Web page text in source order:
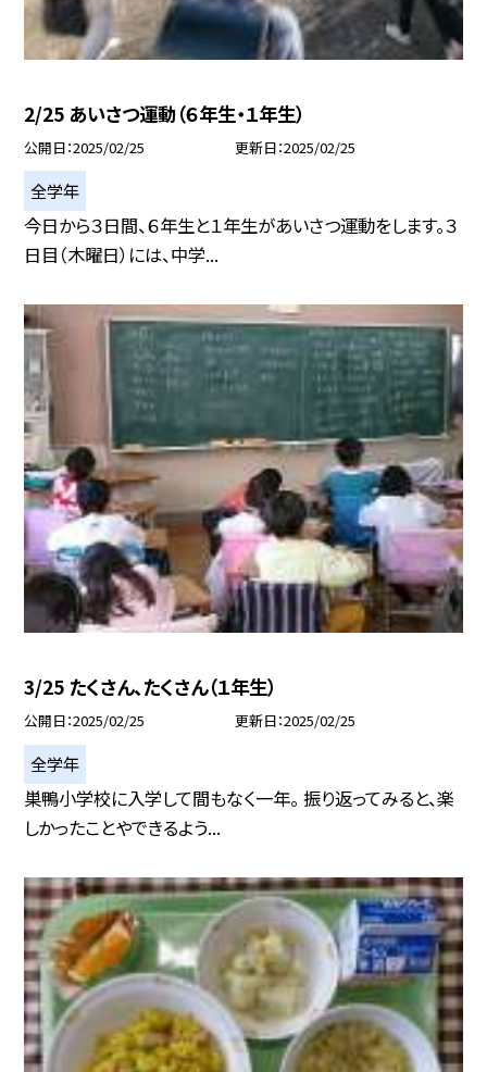
2/25 あいさつ運動（６年生・１年生）
公開日 2025/02/25 更新日 2025/02/25
全学年
今日から３日間、６年生と１年生があいさつ運動をします。３
日目（木曜日）には、中学...
3/25 たくさん、たくさん（１年生）
公開日 2025/02/25 更新日 2025/02/25
全学年
巣鴨小学校に入学して間もなく一年。 振り返ってみると、楽
しかったことやできるよう...